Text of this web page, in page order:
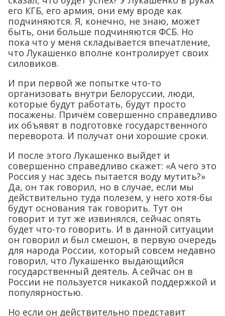
его КГБ, его армия, они ему вроде как
подчиняются. Я, конечно, не знаю, может
быть, они больше подчиняются ФСБ. Но
пока что у меня складывается впечатление,
что Лукашенко вполне контролирует своих
силовиков.
И при первой же попытке что-то
организовать внутри Белоруссии, люди,
которые будут работать, будут просто
посажены. Причём совершенно справедливо
их объявят в подготовке государственного
переворота. И получат они хорошие сроки.
И после этого Лукашенко выйдет и
совершенно справедливо скажет: «А чего это
Россия у нас здесь пытается воду мутить?»
Да, он так говорил, но в случае, если мы
действительно туда полезем, у него хотя-бы
будут основания так говорить. Тут он
говорит и тут же извинялся, сейчас опять
будет что-то говорить. И в данной ситуации
он говорил и был смешон, в первую очередь
для народа России, который совсем недавно
говорил, что Лукашенко выдающийся
государственный деятель. А сейчас он в
России не пользуется никакой поддержкой и
популярностью.
Но если он действительно представит